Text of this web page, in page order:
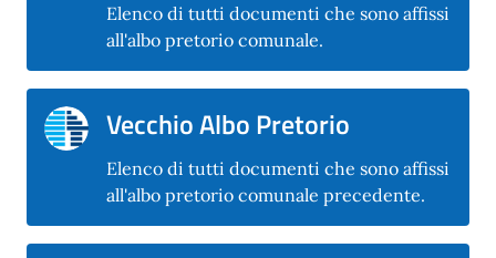
Elenco di tutti documenti che sono affissi
all'albo pretorio comunale.
Vecchio Albo Pretorio
Elenco di tutti documenti che sono affissi
all'albo pretorio comunale precedente.